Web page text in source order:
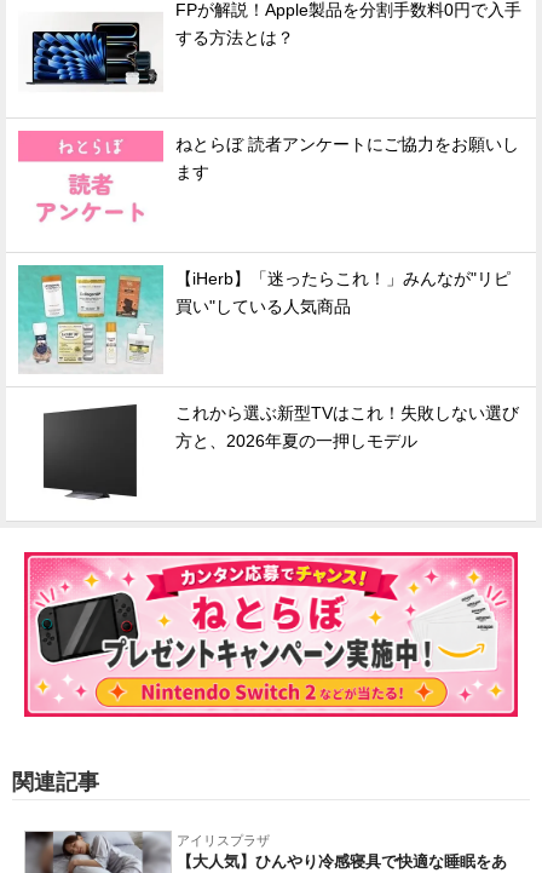
FPが解説！Apple製品を分割手数料0円で入手
する方法とは？
ねとらぼ 読者アンケートにご協力をお願いし
ます
【iHerb】「迷ったらこれ！」みんなが"リピ
買い"している人気商品
これから選ぶ新型TVはこれ！失敗しない選び
方と、2026年夏の一押しモデル
関連記事
アイリスプラザ
【大人気】ひんやり冷感寝具で快適な睡眠をあ